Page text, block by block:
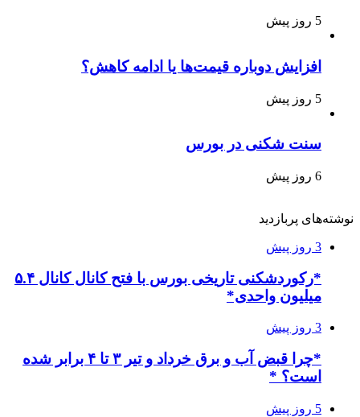
5 روز پیش
افزایش دوباره قیمت‌ها یا ادامه کاهش؟
5 روز پیش
سنت شکنی در بورس
6 روز پیش
نوشته‌های پربازدید
3 روز پیش
*رکوردشکنی تاریخی بورس با فتح کانال کانال ۵.۴
میلیون واحدی*
3 روز پیش
*چرا قبض آب و برق خرداد و تیر ۳ تا ۴ برابر شده
است؟ *
5 روز پیش